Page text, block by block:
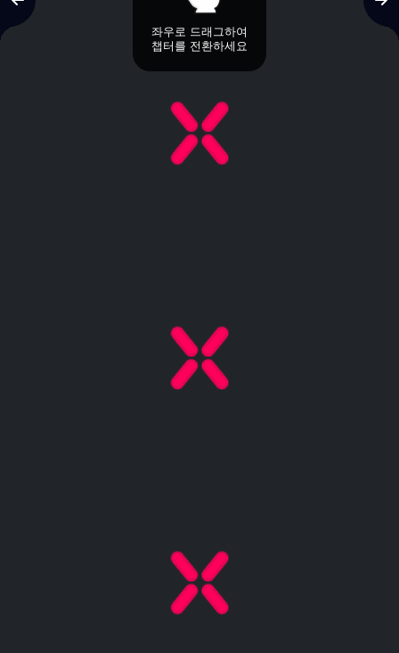
좌우로 드래그하여
챕터를 전환하세요